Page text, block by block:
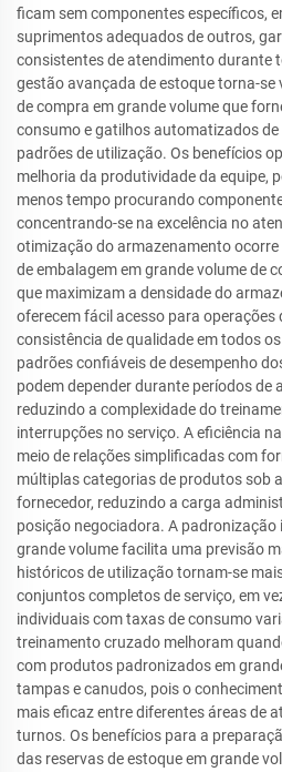
ficam sem componentes específicos,
suprimentos adequados de outros,
consistentes de atendimento durante
gestão avançada de estoque torna-se
de compra em grande volume que
consumo e gatilhos automatizados
padrões de utilização. Os benefícios
melhoria da produtividade da equipe,
menos tempo procurando
concentrando-se na excelência no
otimização do armazenamento
de embalagem em grande volume de
que maximizam a densidade do
oferecem fácil acesso para
consistência de qualidade em todos
padrões confiáveis de desempenho
podem depender durante períodos de
reduzindo a complexidade do
interrupções no serviço. A eficiência
meio de relações simplificadas com
múltiplas categorias de produtos sob
fornecedor, reduzindo a carga
posição negociadora. A padronização
grande volume facilita uma previsão
históricos de utilização tornam-se
conjuntos completos de serviço, em
individuais com taxas de consumo
treinamento cruzado melhoram
com produtos padronizados em
tampas e canudos, pois o
mais eficaz entre diferentes áreas de
turnos. Os benefícios para a
das reservas de estoque em grande